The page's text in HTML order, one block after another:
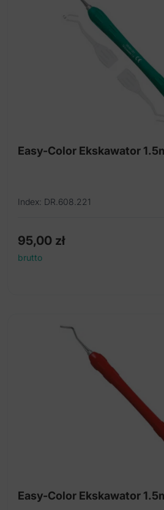
Easy-Color Ekskawator
Index: DR.608.221
95,00 zł
brutto
Easy-Color Ekskawator